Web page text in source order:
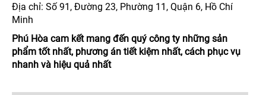
Địa chỉ: Số 91, Đường 23, Phường 11, Quận 6, Hồ Chí
Minh
Phú Hòa cam kết mang đến quý công ty những sản
phẩm tốt nhất, phương án tiết kiệm nhất, cách phục vụ
nhanh và hiệu quả nhất